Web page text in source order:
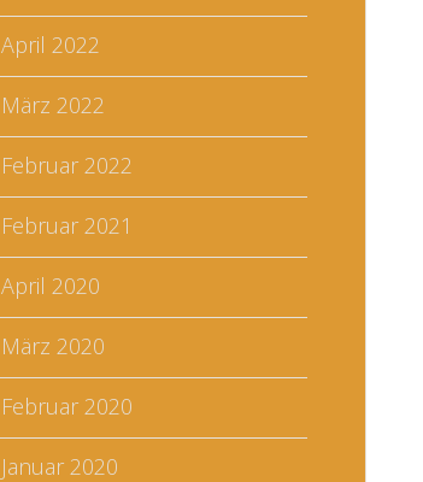
April 2022
März 2022
Februar 2022
Februar 2021
April 2020
März 2020
Februar 2020
Januar 2020